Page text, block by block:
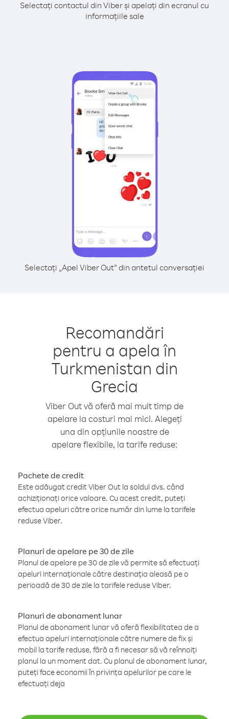
Selectați contactul din Viber și apelați din ecranul cu
informațiile sale
Selectați „Apel Viber Out” din antetul conversației
Recomandări
pentru a apela în
Turkmenistan din
Grecia
Viber Out vă oferă mai mult timp de
apelare la costuri mai mici. Alegeți
una din opțiunile noastre de
apelare flexibile, la tarife reduse:
Pachete de credit
Este adăugat credit Viber Out la soldul dvs. când
achiziționați orice valoare. Cu acest credit, puteți
efectua apeluri către orice număr din lume la tarifele
reduse Viber.
Planuri de apelare pe 30 de zile
Planul de apelare pe 30 de zile vă permite să efectuați
apeluri internaționale către destinația aleasă pe o
perioadă de 30 de zile la tarifele reduse Viber.
Planuri de abonament lunar
Planul de abonament lunar vă oferă flexibilitatea de a
efectua apeluri internaționale către numere de fix și
mobil la tarife reduse, fără a fi necesar să vă reînnoiți
planul la un moment dat. Cu planul de abonament lunar,
puteți face economii în privința apelurilor pe care le
efectuați deja